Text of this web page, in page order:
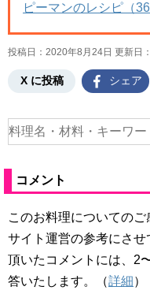
ピーマンのレシピ（36
投稿日：2020年8月24日 更新日：
X に投稿 シェア
コメント
このお料理についてのご
サイト運営の参考にさせ
頂いたコメントには、2
答いたします。（詳細）